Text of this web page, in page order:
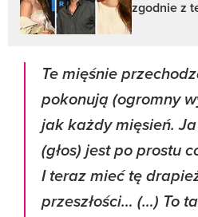
zgodnie z
Te mięśnie
pokonują (ogromny
jak każdy mięsień.
(głos) jest po prostu
I teraz mieć tę
przeszłości… (…) To